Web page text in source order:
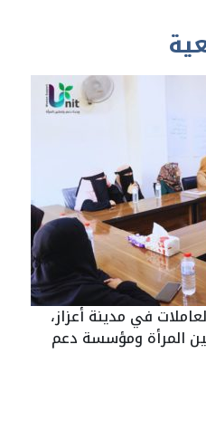
في مدينة أعزاز،
المرأة ومؤسسة دعم